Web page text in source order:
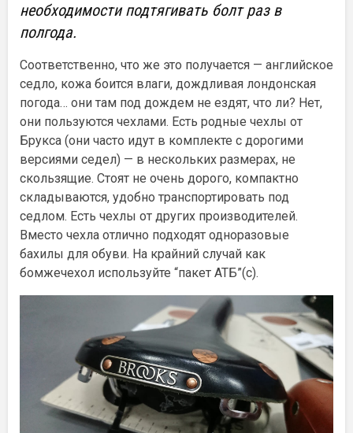
необходимости подтягивать болт раз в
полгода.
Соответственно, что же это получается — английское
седло, кожа боится влаги, дождливая лондонская
погода… они там под дождем не ездят, что ли? Нет,
они пользуются чехлами. Есть родные чехлы от
Брукса (они часто идут в комплекте с дорогими
версиями седел) — в нескольких размерах, не
скользящие. Стоят не очень дорого, компактно
складываются, удобно транспортировать под
седлом. Есть чехлы от других производителей.
Вместо чехла отлично подходят одноразовые
бахилы для обуви. На крайний случай как
бомжечехол используйте “пакет АТБ”(с).